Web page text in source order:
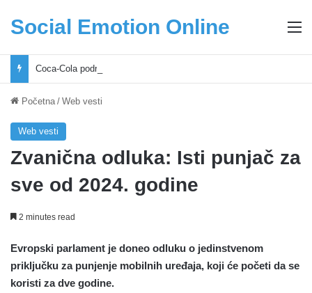
Social Emotion Online
Početna / Web vesti
Web vesti
Zvanična odluka: Isti punjač za
sve od 2024. godine
2 minutes read
Evropski parlament je doneo odluku o jedinstvenom
priključku za punjenje mobilnih uređaja, koji će početi da se
koristi za dve godine.